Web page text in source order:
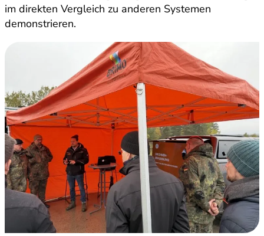
im direkten Vergleich zu anderen Systemen
demonstrieren.